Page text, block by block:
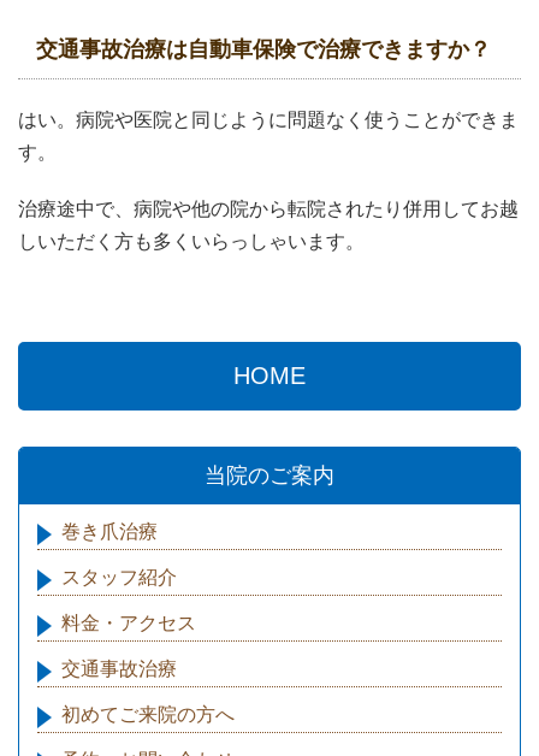
交通事故治療は自動車保険で治療できますか？
はい。病院や医院と同じように問題なく使うことができま
す。
治療途中で、病院や他の院から転院されたり併用してお越
しいただく方も多くいらっしゃいます。
HOME
当院のご案内
巻き爪治療
スタッフ紹介
料金・アクセス
交通事故治療
初めてご来院の方へ